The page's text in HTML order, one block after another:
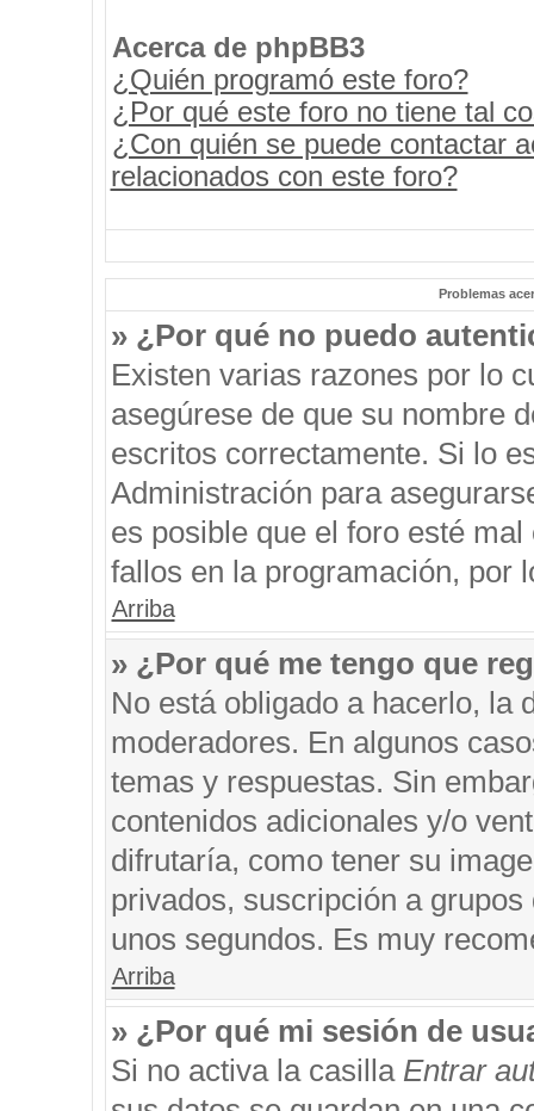
Acerca de phpBB3
¿Quién programó este foro?
¿Por qué este foro no tiene tal
¿Con quién se puede contactar
relacionados con este foro?
Problemas
» ¿Por qué no puedo
Existen varias razones por lo
asegúrese de que su nombre
escritos correctamente. Si lo
Administración para
es posible que el foro esté
fallos en la programación, por
Arriba
» ¿Por qué me tengo que
No está obligado a hacerlo, la
moderadores. En algunos
temas y respuestas. Sin
contenidos adicionales y/o
difrutaría, como tener su
privados, suscripción a
unos segundos. Es muy
Arriba
» ¿Por qué mi sesión de
Si no activa la casilla Entrar